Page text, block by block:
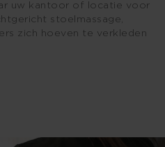
uw kantoor of locatie voor
stoelmassage,
zich hoeven te verkleden